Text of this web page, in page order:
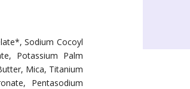
Sodium Cocoyl
Potassium Palm
Mica, Titanium
Pentasodium